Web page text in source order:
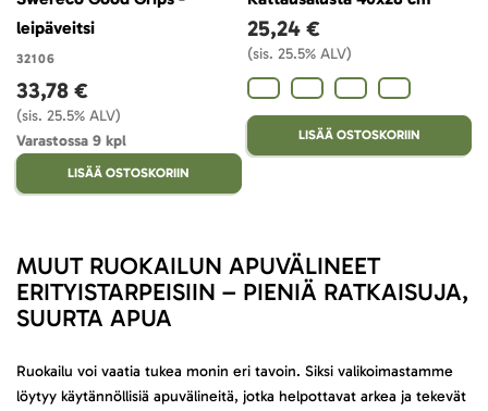
leipäveitsi
32106
33,78 €
(sis. 25.5% ALV)
Varastossa 9 kpl
LISÄÄ OSTOSKORIIN
25,24 €
(sis. 25.5% ALV)
LISÄÄ OSTOSKORIIN
MUUT RUOKAILUN APUVÄLINEET
ERITYISTARPEISIIN – PIENIÄ RATKAISUJA,
SUURTA APUA
Ruokailu voi vaatia tukea monin eri tavoin. Siksi valikoimastamme
löytyy käytännöllisiä apuvälineitä, jotka helpottavat arkea ja tekevät